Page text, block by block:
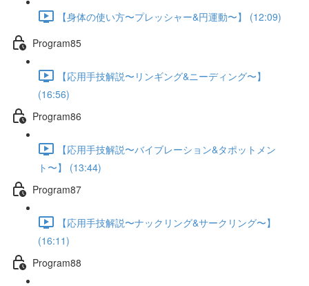
【身体の使い方〜プレッシャー&円運動〜】 (12:09)
Program85
【応用手技解説〜リンギング&ニーディング〜】
(16:56)
Program86
【応用手技解説〜バイブレーション&タポットメン
ト〜】 (13:44)
Program87
【応用手技解説〜ナックリング&サークリング〜】
(16:11)
Program88